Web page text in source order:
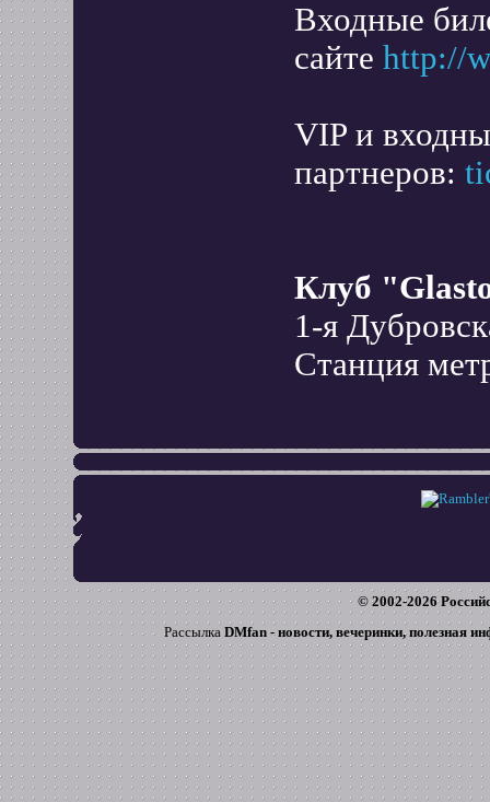
Входные
сайте http://
VIP и
партнеров:
Клуб
1-я
Станция
© 2002-2026
Рассылка DMfan - новости, вечеринки, полезная